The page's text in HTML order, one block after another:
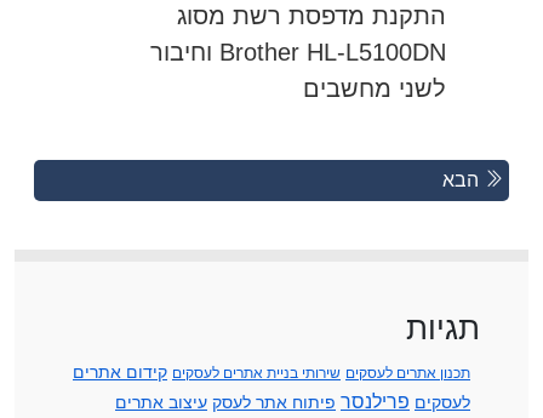
התקנת מדפסת רשת מסוג
Brother HL-L5100DN וחיבור
לשני מחשבים
Posts
Previous
Posts
הבא
תגיות
תכנון אתרים לעסקים שירותי בניית אתרים לעסקים קידום אתרים
לעסקים פרילנסר פיתוח אתר לעסק עיצוב אתרים